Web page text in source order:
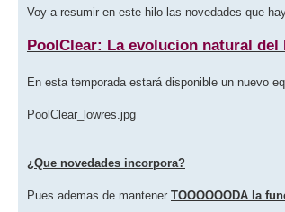
Voy a resumir en este hilo las novedades que
PoolClear: La evolucion natural del
En esta temporada estará disponible un nuevo
PoolClear_lowres.jpg
¿Que novedades incorpora?
Pues ademas de mantener TOOOOOODA la